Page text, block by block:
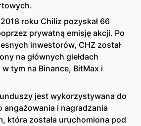
roku Chiliz pozyskał 66
prywatną emisję akcji. Po
inwestorów, CHZ został
na głównych giełdach
tym na Binance, BitMax i
jest wykorzystywana do
angażowania i nagradzania
która została uruchomiona pod